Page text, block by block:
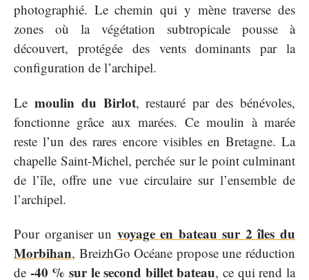
photographié. Le chemin qui y mène traverse des
zones où la végétation subtropicale pousse à
découvert, protégée des vents dominants par la
configuration de l’archipel.
Le moulin du Birlot, restauré par des bénévoles,
fonctionne grâce aux marées. Ce moulin à marée
reste l’un des rares encore visibles en Bretagne. La
chapelle Saint-Michel, perchée sur le point culminant
de l’île, offre une vue circulaire sur l’ensemble de
l’archipel.
Pour organiser un voyage en bateau sur 2 îles du
Morbihan, BreizhGo Océane propose une réduction
de -40 % sur le second billet bateau, ce qui rend la